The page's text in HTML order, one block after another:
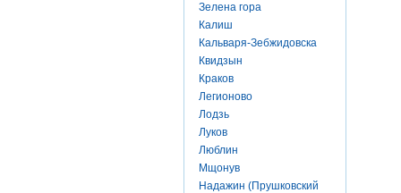
Зелена гора
Калиш
Кальваря-Зебжидовска
Квидзын
Краков
Легионово
Лодзь
Луков
Люблин
Мщонув
Надажин (Прушковский